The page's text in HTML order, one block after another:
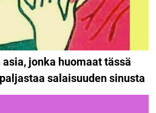
jonka huomaat tässä
salaisuuden sinusta